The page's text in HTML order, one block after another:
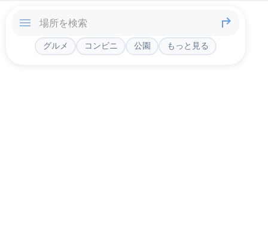
グルメ コンビニ 公園 もっと見る